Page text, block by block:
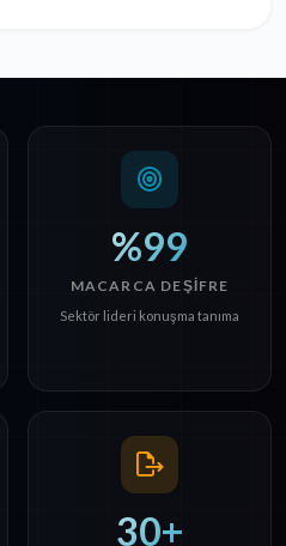
%99
MACARCA DEŞIFRE
Sektör lideri konuşma tanıma
30+